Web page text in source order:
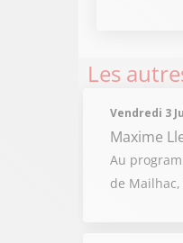
Les
Vendredi 3
Maxime
Au
de